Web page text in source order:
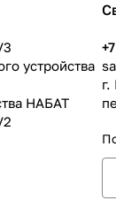
устройства
НАБАТ